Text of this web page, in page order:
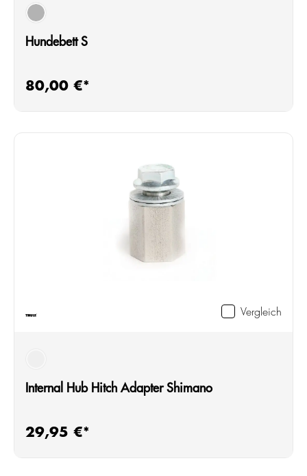
schwarz
Hundebett S
Regulärer Preis:
80,00 €*
Vergleich
Internal Hub Hitch Adapter Shimano
Regulärer Preis:
29,95 €*